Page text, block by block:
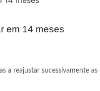
em 14 meses
a reajustar sucessivamente